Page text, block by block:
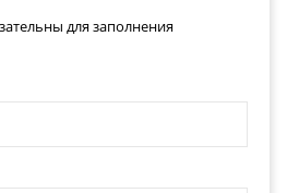
для заполнения